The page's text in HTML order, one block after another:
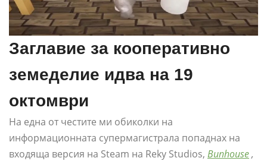
Заглавие за кооперативно
земеделие идва на 19
октомври
На една от честите ми обиколки на
информационната супермагистрала попаднах на
входяща версия на Steam на Reky Studios, Bunhouse,